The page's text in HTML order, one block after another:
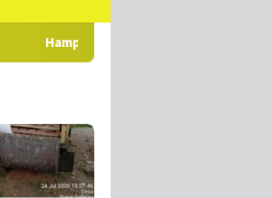
Setahun Jaksa Tangani Dugaan